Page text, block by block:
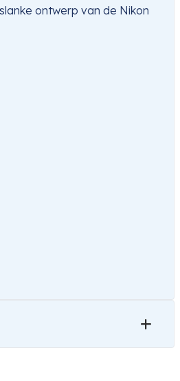
ontwerp van de Nikon